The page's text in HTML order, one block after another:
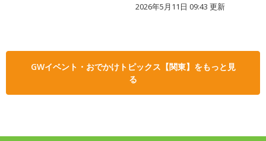
2026年5月11日 09:43 更新
GWイベント・おでかけトピックス【関東】をもっと見
る